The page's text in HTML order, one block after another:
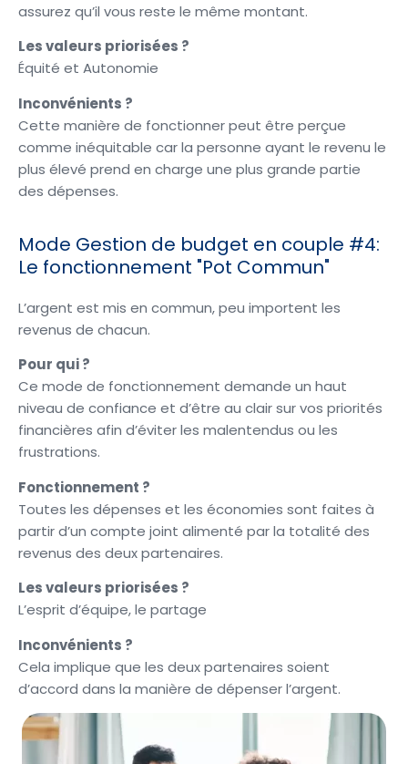
assurez qu’il vous reste le même montant.
Les valeurs priorisées ?
Équité et Autonomie
Inconvénients ?
Cette manière de fonctionner peut être perçue
comme inéquitable car la personne ayant le revenu le
plus élevé prend en charge une plus grande partie
des dépenses.
Mode Gestion de budget en couple #4:
Le fonctionnement "Pot Commun"
L’argent est mis en commun, peu importent les
revenus de chacun.
Pour qui ?
Ce mode de fonctionnement demande un haut
niveau de confiance et d’être au clair sur vos priorités
financières afin d’éviter les malentendus ou les
frustrations.
Fonctionnement ?
Toutes les dépenses et les économies sont faites à
partir d’un compte joint alimenté par la totalité des
revenus des deux partenaires.
Les valeurs priorisées ?
L’esprit d’équipe, le partage
Inconvénients ?
Cela implique que les deux partenaires soient
d’accord dans la manière de dépenser l’argent.